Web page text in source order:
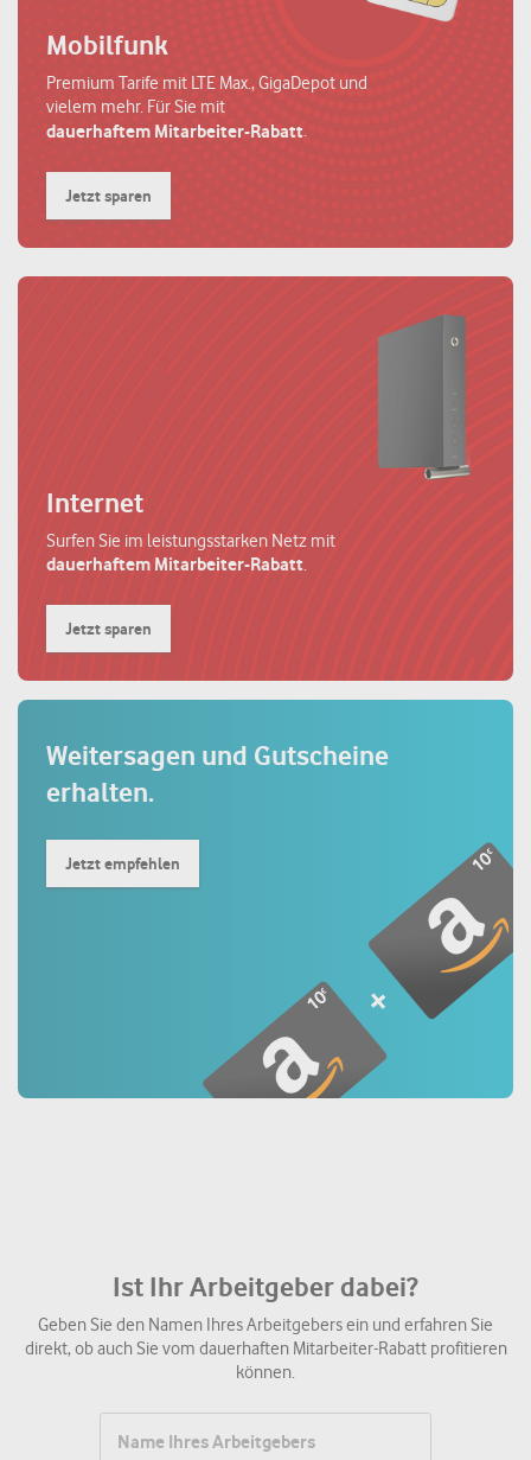
Mobilfunk
Premium Tarife mit LTE Max., GigaDepot und
vielem mehr. Für Sie mit
dauerhaftem Mitarbeiter-Rabatt.
Jetzt sparen
Internet
Surfen Sie im leistungsstarken Netz mit
dauerhaftem Mitarbeiter-Rabatt.
Jetzt sparen
Weitersagen und Gutscheine
erhalten.
Jetzt empfehlen
Ist Ihr Arbeitgeber dabei?
Geben Sie den Namen Ihres Arbeitgebers ein und erfahren Sie
direkt, ob auch Sie vom dauerhaften Mitarbeiter-Rabatt profitieren
können.